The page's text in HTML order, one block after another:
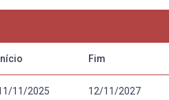
Fim
11/2025 12/11/2027